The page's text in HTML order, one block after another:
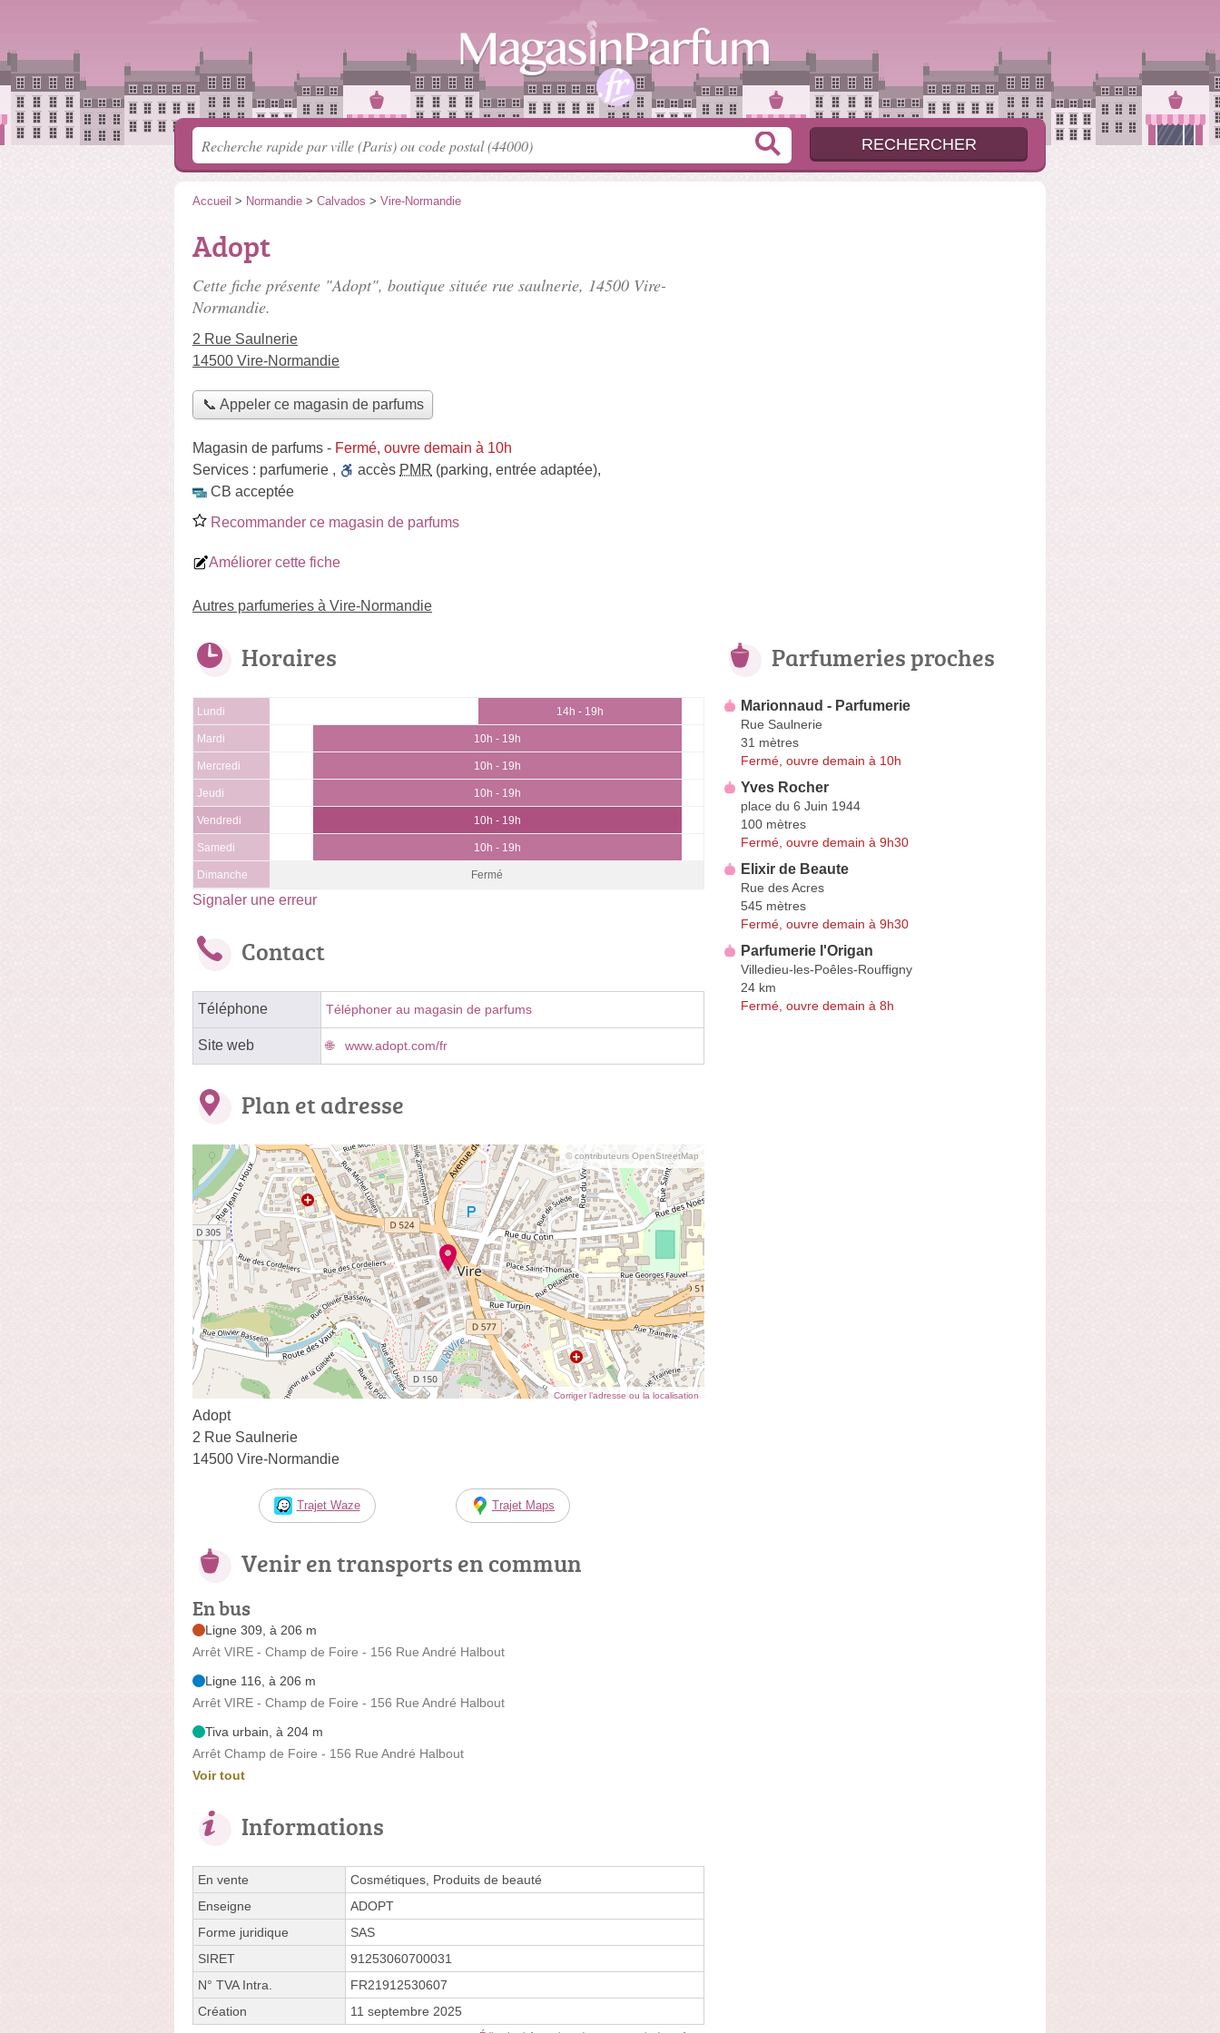
Accueil > Normandie > Calvados > Vire-Normandie
Adopt
Cette fiche présente "Adopt", boutique située rue saulnerie, 14500 Vire-
Normandie.
2 Rue Saulnerie
14500 Vire-Normandie
📞 Appeler ce magasin de parfums
Magasin de parfums - Fermé, ouvre demain à 10h
Services : parfumerie , accès PMR (parking, entrée adaptée),
CB acceptée
Recommander ce magasin de parfums
Améliorer cette fiche
Autres parfumeries à Vire-Normandie
Horaires
Lundi 14h - 19h
Mardi 10h - 19h
Mercredi 10h - 19h
Jeudi 10h - 19h
Vendredi 10h - 19h
Samedi 10h - 19h
Dimanche Fermé
Signaler une erreur
Contact
Téléphone Téléphoner au magasin de parfums
Site web www.adopt.com/fr
Plan et adresse
© contributeurs OpenStreetMap
Corriger l’adresse ou la localisation
Adopt
2 Rue Saulnerie
14500 Vire-Normandie
Trajet Waze Trajet Maps
Venir en transports en commun
En bus
Ligne 309, à 206 m
Arrêt VIRE - Champ de Foire - 156 Rue André Halbout
Ligne 116, à 206 m
Arrêt VIRE - Champ de Foire - 156 Rue André Halbout
Tiva urbain, à 204 m
Arrêt Champ de Foire - 156 Rue André Halbout
Voir tout
Informations
En vente
Cosmétiques, Produits de beauté
Enseigne
ADOPT
Forme juridique
SAS
SIRET
91253060700031
N° TVA Intra.
FR21912530607
Création
11 septembre 2025
Parfumeries proches
Marionnaud - Parfumerie
Rue Saulnerie
31 mètres
Fermé, ouvre demain à 10h
Yves Rocher
place du 6 Juin 1944
100 mètres
Fermé, ouvre demain à 9h30
Elixir de Beaute
Rue des Acres
545 mètres
Fermé, ouvre demain à 9h30
Parfumerie l'Origan
Villedieu-les-Poêles-Rouffigny
24 km
Fermé, ouvre demain à 8h